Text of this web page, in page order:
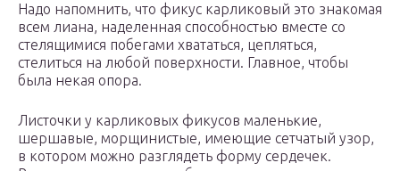
Надо напомнить, что фикус карликовый это знакомая
всем лиана, наделенная способностью вместе со
стелящимися побегами хвататься, цепляться,
стелиться на любой поверхности. Главное, чтобы
была некая опора.
Листочки у карликовых фикусов маленькие,
шершавые, морщинистые, имеющие сетчатый узор,
в котором можно разглядеть форму сердечек.